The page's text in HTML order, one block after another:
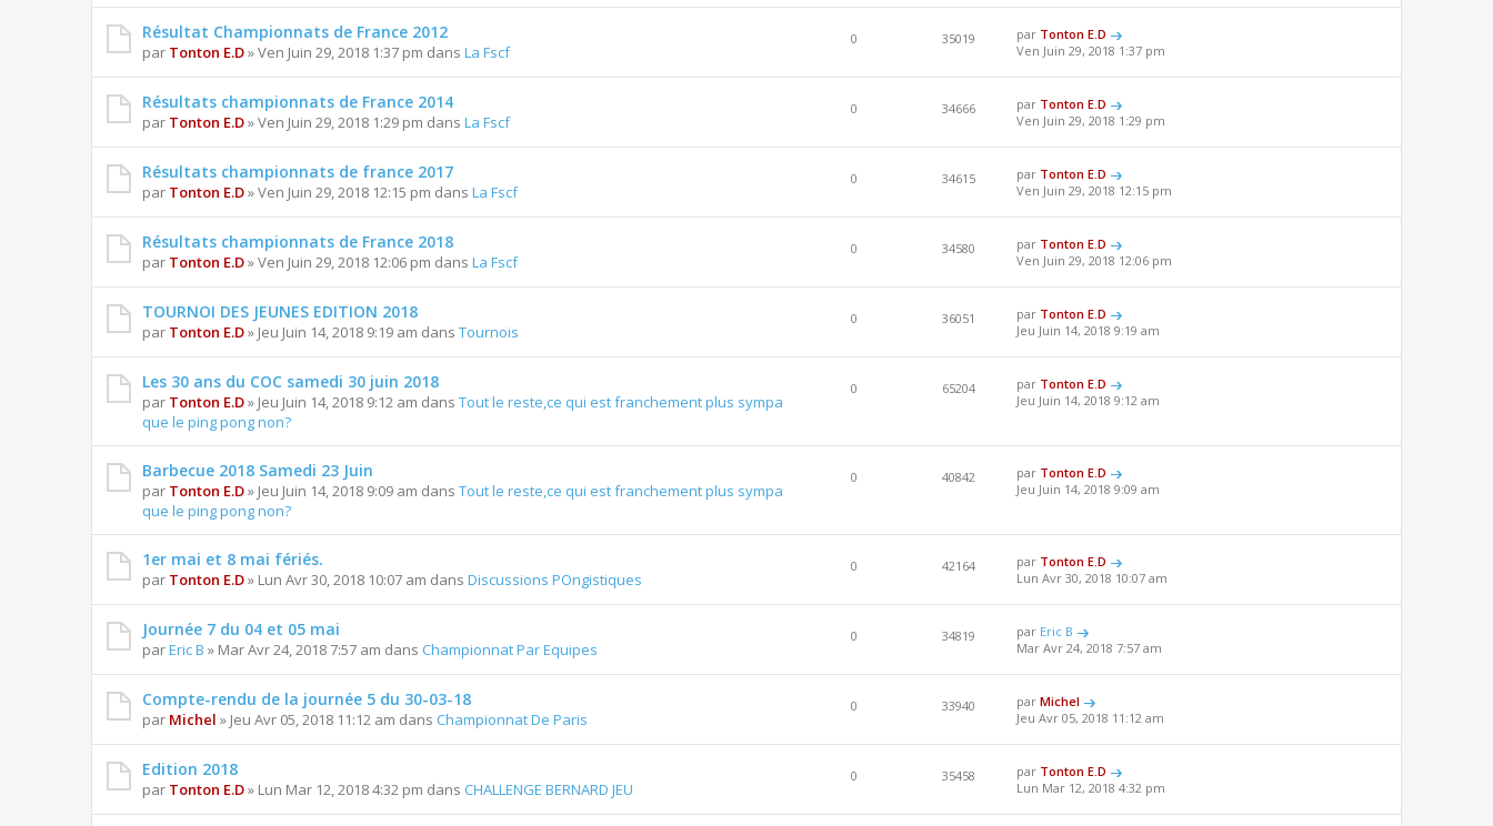
Résultat Championnats de France 2012
par Tonton E.D» Ven Juin 29, 2018 1:37 pm dans La Fscf
0 35019 par Tonton E.D
Ven Juin 29, 2018 1:37 pm
Résultats championnats de France 2014
par Tonton E.D» Ven Juin 29, 2018 1:29 pm dans La Fscf
0 34666 par Tonton E.D
Ven Juin 29, 2018 1:29 pm
Résultats championnats de france 2017
par Tonton E.D» Ven Juin 29, 2018 12:15 pm dans La Fscf
0 34615 par Tonton E.D
Ven Juin 29, 2018 12:15 pm
Résultats championnats de France 2018
par Tonton E.D» Ven Juin 29, 2018 12:06 pm dans La Fscf
0 34580 par Tonton E.D
Ven Juin 29, 2018 12:06 pm
TOURNOI DES JEUNES EDITION 2018
par Tonton E.D» Jeu Juin 14, 2018 9:19 am dans Tournois
0 36051 par Tonton E.D
Jeu Juin 14, 2018 9:19 am
Les 30 ans du COC samedi 30 juin 2018
par Tonton E.D» Jeu Juin 14, 2018 9:12 am dans Tout le reste,ce qui est franchement plus sympa
que le ping pong non?
0 65204 par Tonton E.D
Jeu Juin 14, 2018 9:12 am
Barbecue 2018 Samedi 23 Juin
par Tonton E.D» Jeu Juin 14, 2018 9:09 am dans Tout le reste,ce qui est franchement plus sympa
que le ping pong non?
0 40842 par Tonton E.D
Jeu Juin 14, 2018 9:09 am
1er mai et 8 mai fériés.
par Tonton E.D» Lun Avr 30, 2018 10:07 am dans Discussions POngistiques
0 42164 par Tonton E.D
Lun Avr 30, 2018 10:07 am
Journée 7 du 04 et 05 mai
parEric B » Mar Avr 24, 2018 7:57 am dans Championnat Par Equipes
0 34819 par Eric B
Mar Avr 24, 2018 7:57 am
Compte-rendu de la journée 5 du 30-03-18
par Michel » Jeu Avr 05, 2018 11:12 am dans Championnat De Paris
0 33940 parMichel
Jeu Avr 05, 2018 11:12 am
Edition 2018
par Tonton E.D» Lun Mar 12, 2018 4:32 pm dans CHALLENGE BERNARD JEU
0 35458 par Tonton E.D
Lun Mar 12, 2018 4:32 pm